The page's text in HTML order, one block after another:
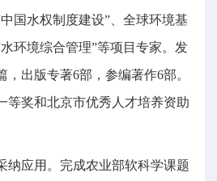
国水权制度建设”、全球环境基
环境综合管理”等项目专家。发
，出版专著6部，参编著作6部。
等奖和北京市优秀人才培养资助
纳应用。完成农业部软科学课题